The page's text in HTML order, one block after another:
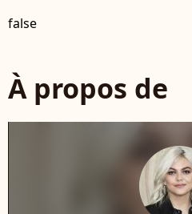
false
À propos de